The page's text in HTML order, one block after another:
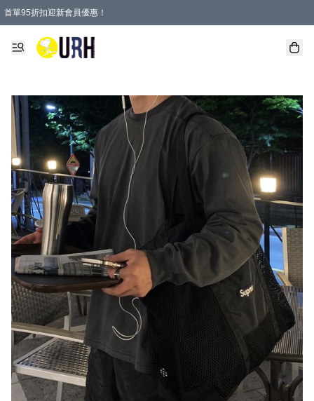
首單95折扣迎新會員優惠！
特選會員可享全單低至 95 折優惠！
單一訂單滿HKD600(澳門HKD800)包郵寄順豐送到家。